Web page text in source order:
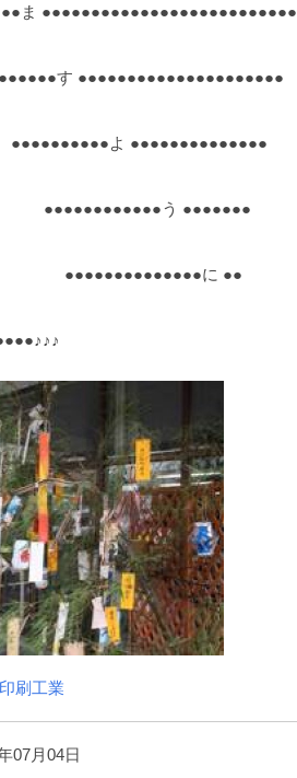
●●●●●●●●●●●●●●●●●●●●●
よ ●●●●●●●●●●●●●●
う ●●●●●●●
に ●●
刷工業
07月04日